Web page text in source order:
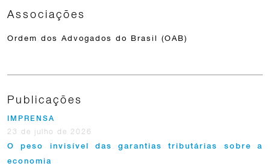
Associações
Ordem dos Advogados do Brasil (OAB)
Publicações
IMPRENSA
23 de julho de 2026
O peso invisível das garantias tributárias sobre a
economia